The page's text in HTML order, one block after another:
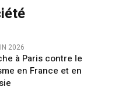
2026
à Paris contre le
en France et en